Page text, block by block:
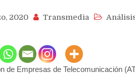
2020 Transmedia
de Empresas de Telecomunicación